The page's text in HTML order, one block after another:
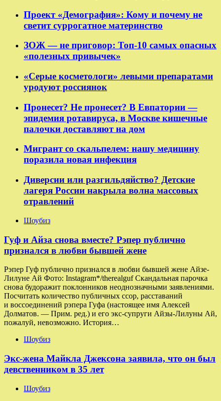
Проект «Демография»: Кому и почему не
светит суррогатное материнство
ЗОЖ — не приговор: Топ-10 самых опасных
«полезных привычек»
«Серые косметологи» левыми препаратами
уродуют россиянок
Пронесет? Не пронесет? В Евпатории —
эпидемия ротавируса, в Москве кишечные
палочки доставляют на дом
Мигрант со скальпелем: нашу медицину
поразила новая инфекция
Диверсии или разгильдяйство? Детские
лагеря России накрыла волна массовых
отравлений
Шоубиз
Гуф и Айза снова вместе? Рэпер публично
признался в любви бывшей жене
Рэпер Гуф публично признался в любви бывшей жене Айзе-
Лилуне Ай Фото: Instagram*/therealguf Скандальная парочка
снова будоражит поклонников неоднозначными заявлениями.
Посчитать количество публичных ссор, расставаний
и воссоединений рэпера Гуфа (настоящее имя Алексей
Долматов. — Прим. ред.) и его экс-супруги Айзы-Лилуны Ай,
пожалуй, невозможно. История…
Шоубиз
Экс-жена Майкла Джексона заявила, что он был
девственником в 35 лет
Шоубиз